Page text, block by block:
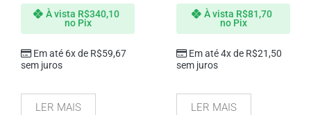
Em até 6x de R$59,67
sem juros
À vista R$340,10
no Pix
LER MAIS
Em até 4x de R$21,50
sem juros
À vista R$81,70
no Pix
LER MAIS